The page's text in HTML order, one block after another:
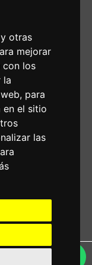
otras
mejorar
con los
la
, para
en el sitio
las
Merate (LC) - P. Iva